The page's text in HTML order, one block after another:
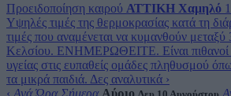
Προειδοποίηση καιρού ΑΤΤΙΚΗ Χαμηλό
Υψηλές τιμές της θερμοκρασίας κατά τη
τιμές που αναμένεται να κυμανθούν
Κελσίου. ΕΝΗΜΕΡΩΘΕΙΤΕ. Είναι πιθανοί
υγείας στις ευπαθείς ομάδες πληθυσμού
τα μικρά παιδιά. Δες αναλυτικά ›
‹ Ανά Ώρα Σήμερα Αύριο